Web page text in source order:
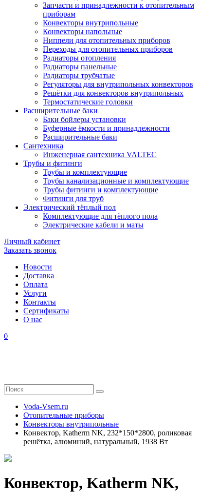
Запчасти и принадлежности к отопительным
приборам
Конвекторы внутрипольные
Конвекторы напольные
Ниппели для отопительных приборов
Переходы для отопительных приборов
Радиаторы отопления
Радиаторы панельные
Радиаторы трубчатые
Регуляторы для внутрипольных конвекторов
Решётки для конвекторов внутрипольных
Термостатические головки
Расширительные баки
Баки бойлеры установки
Буферные ёмкости и принадлежности
Расширительные баки
Сантехника
Инженерная сантехника VALTEC
Трубы и фитинги
Трубы и комплектующие
Трубы канализационные и комплектующие
Трубы фитинги и комплектующие
Фитинги для труб
Электрический тёплый пол
Комплектующие для тёплого пола
Электрические кабели и маты
Личный кабинет
Заказать звонок
Новости
Доставка
Оплата
Услуги
Контакты
Cертификаты
О нас
0
Voda-Vsem.ru
Отопительные приборы
Конвекторы внутрипольные
Конвектор, Katherm NK, 232*150*2800, роликовая
решётка, алюминий, натуральный, 1938 Вт
Конвектор, Katherm NK,